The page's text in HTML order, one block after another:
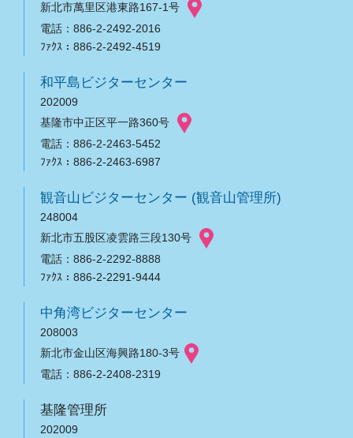
新北市萬里区港東路167-1号
電話：886-2-2492-2016
ﾌｧｸｽ：886-2-2492-4519
和平島ビジターセンター
202009
基隆市中正区平一路360号
電話：886-2-2463-5452
ﾌｧｸｽ：886-2-2463-6987
観音山ビジターセンター (観音山管理所)
248004
新北市五股区凌雲路三段130号
電話：886-2-2292-8888
ﾌｧｸｽ：886-2-2291-9444
中角湾ビジターセンター
208003
新北市金山区海興路180-3号
電話：886-2-2408-2319
基隆管理所
202009